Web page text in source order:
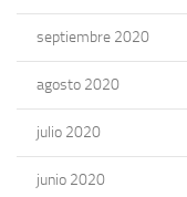
septiembre 2020
agosto 2020
julio 2020
junio 2020